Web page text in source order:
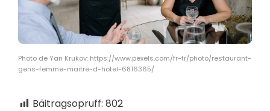
Photo de Yan Krukov: https://www.pexels.com/fr-fr/photo/restaurant-
gens-femme-maitre-d-hotel-6816365/
Bäitragsopruff: 802